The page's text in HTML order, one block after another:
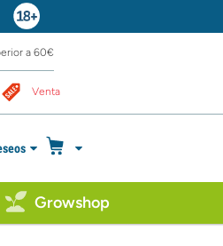
a 60€
Venta
Growshop